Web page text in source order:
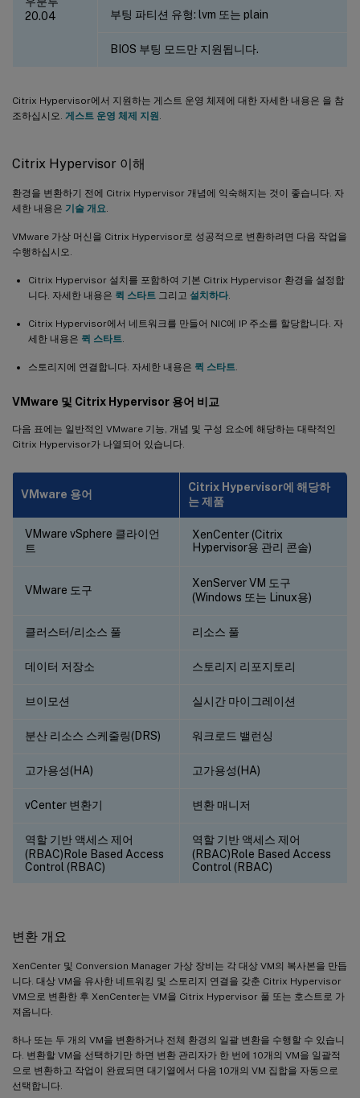
20.04
부팅 파티션 유형: lvm 또는 plain
BIOS 부팅 모드만 지원됩니다.
Citrix Hypervisor에서 지원하는 게스트 운영 체제에 대한 자세한 내용은 을 참
조하십시오. 게스트 운영 체제 지원
Citrix Hypervisor 이해
환경을 변환하기 전에 Citrix Hypervisor 개념에 익숙해지는 것이 좋습니다. 자
세한 내용은 기술 개요
VMware 가상 머신을 Citrix Hypervisor로 성공적으로 변환하려면 다음 작업을
수행하십시오.
Citrix Hypervisor 설치를 포함하여 기본 Citrix Hypervisor 환경을 설정합
니다. 자세한 내용은 퀵 스타트 그리고 설치하다
Citrix Hypervisor에서 네트워크를 만들어 NIC에 IP 주소를 할당합니다. 자
세한 내용은 퀵 스타트
스토리지에 연결합니다. 자세한 내용은 퀵 스타트
VMware 및 Citrix Hypervisor 용어 비교
다음 표에는 일반적인 VMware 기능, 개념 및 구성 요소에 해당하는 대략적인
Citrix Hypervisor가 나열되어 있습니다.
VMware 용어
Citrix Hypervisor에 해당하
는 제품
VMware vSphere 클라이언
트
XenCenter (Citrix
Hypervisor용 관리 콘솔)
VMware 도구
XenServer VM 도구
(Windows 또는 Linux용)
클러스터/리소스 풀 리소스 풀
데이터 저장소 스토리지 리포지토리
브이모션 실시간 마이그레이션
분산 리소스 스케줄링(DRS) 워크로드 밸런싱
고가용성(HA) 고가용성(HA)
vCenter 변환기 변환 매니저
역할 기반 액세스 제어
(RBAC)Role Based Access
Control (RBAC)
역할 기반 액세스 제어
(RBAC)Role Based Access
Control (RBAC)
변환 개요
XenCenter 및 Conversion Manager 가상 장비는 각 대상 VM의 복사본을 만듭
니다. 대상 VM을 유사한 네트워킹 및 스토리지 연결을 갖춘 Citrix Hypervisor
VM으로 변환한 후 XenCenter는 VM을 Citrix Hypervisor 풀 또는 호스트로 가
져옵니다.
하나 또는 두 개의 VM을 변환하거나 전체 환경의 일괄 변환을 수행할 수 있습니
다. 변환할 VM을 선택하기만 하면 변환 관리자가 한 번에 10개의 VM을 일괄적
으로 변환하고 작업이 완료되면 대기열에서 다음 10개의 VM 집합을 자동으로
선택합니다.